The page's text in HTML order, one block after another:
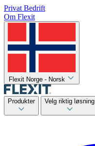
Privat Bedrift
Om Flexit
Flexit Norge - Norsk
Produkter Velg riktig løsning